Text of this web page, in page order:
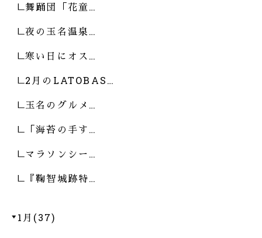
舞踊団「花童…
夜の玉名温泉…
寒い日にオス…
2月のLATOBAS…
玉名のグルメ…
「海苔の手す…
マラソンシー…
『鞠智城跡特…
1月(37)